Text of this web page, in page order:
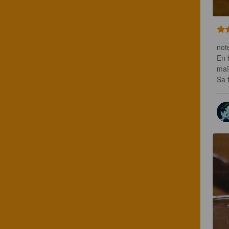
En
Sa